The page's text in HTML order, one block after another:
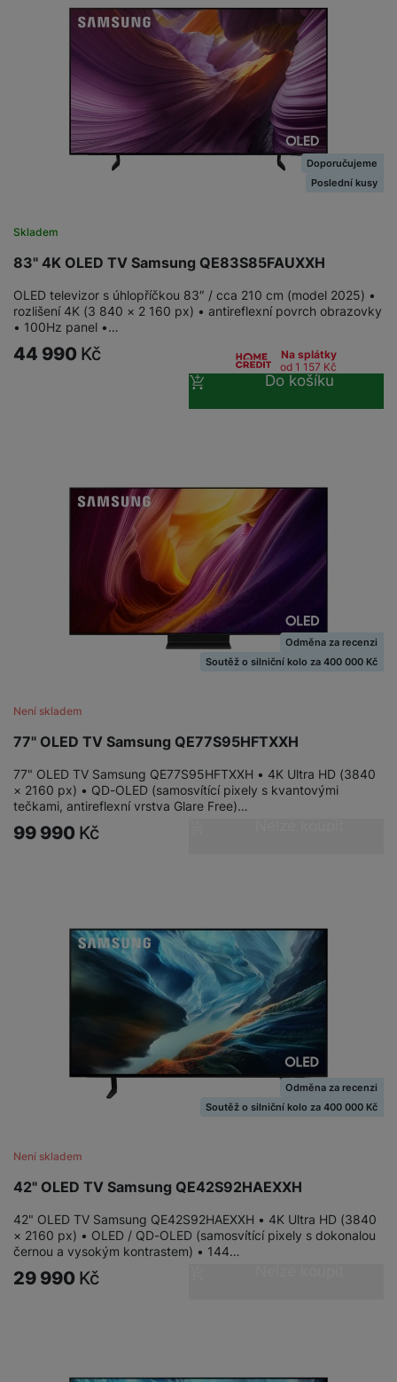
83" 4K OLED TV Samsung QE83S85FAUXXH
Skladem
Doporučujeme
Poslední kusy
OLED televizor s úhlopříčkou 83″ / cca 210 cm (model 2025) •
rozlišení 4K (3 840 × 2 160 px) • antireflexní povrch obrazovky
• 100Hz panel •…
44 990 Kč
Na splátky
od 1 157 Kč
Do košíku
77" OLED TV Samsung QE77S95HFTXXH
Není skladem
Odměna za recenzi
Soutěž o silniční kolo za 400 000 Kč
77" OLED TV Samsung QE77S95HFTXXH • 4K Ultra HD (3840
× 2160 px) • QD-OLED (samosvítící pixely s kvantovými
tečkami, antireflexní vrstva Glare Free)…
99 990 Kč
42" OLED TV Samsung QE42S92HAEXXH
Není skladem
Odměna za recenzi
Soutěž o silniční kolo za 400 000 Kč
42" OLED TV Samsung QE42S92HAEXXH • 4K Ultra HD (3840
× 2160 px) • OLED / QD-OLED (samosvítící pixely s dokonalou
černou a vysokým kontrastem) • 144…
29 990 Kč